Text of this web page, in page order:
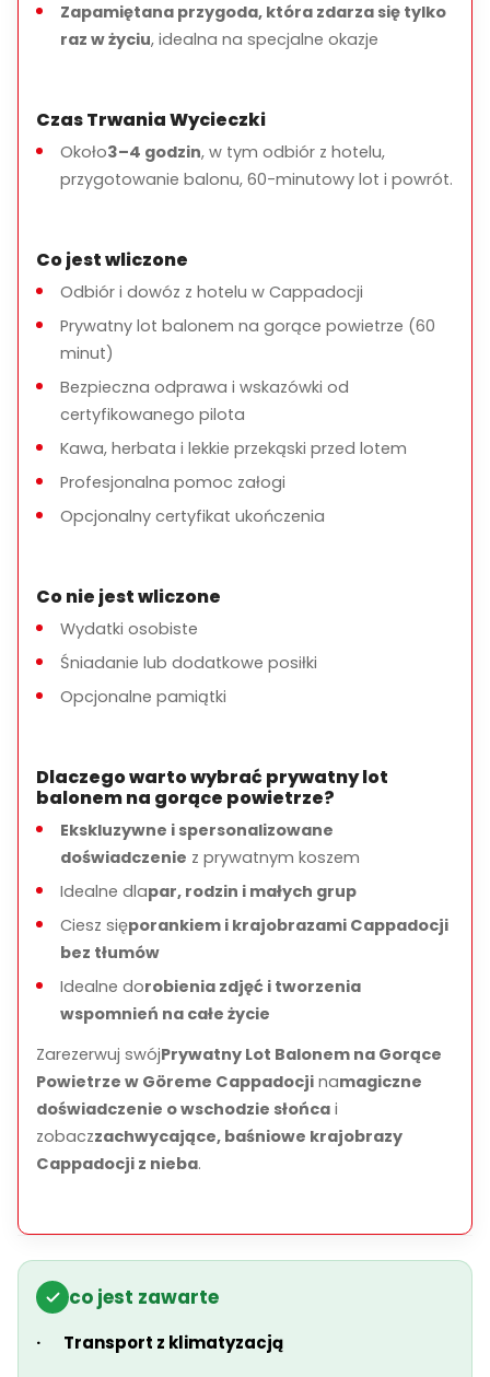
Zapamiętana przygoda, która zdarza się tylko
raz w życiu, idealna na specjalne okazje
Czas Trwania Wycieczki
Około3–4 godzin, w tym odbiór z hotelu,
przygotowanie balonu, 60-minutowy lot i powrót.
Co jest wliczone
Odbiór i dowóz z hotelu w Cappadocji
Prywatny lot balonem na gorące powietrze (60
minut)
Bezpieczna odprawa i wskazówki od
certyfikowanego pilota
Kawa, herbata i lekkie przekąski przed lotem
Profesjonalna pomoc załogi
Opcjonalny certyfikat ukończenia
Co nie jest wliczone
Wydatki osobiste
Śniadanie lub dodatkowe posiłki
Opcjonalne pamiątki
Dlaczego warto wybrać prywatny lot
balonem na gorące powietrze?
Ekskluzywne i spersonalizowane
doświadczenie z prywatnym koszem
Idealne dlapar, rodzin i małych grup
Ciesz sięporankiem i krajobrazami Cappadocji
bez tłumów
Idealne dorobienia zdjęć i tworzenia
wspomnień na całe życie
Zarezerwuj swójPrywatny Lot Balonem na Gorące
Powietrze w Göreme Cappadocji namagiczne
doświadczenie o wschodzie słońca i
zobaczzachwycające, baśniowe krajobrazy
Cappadocji z nieba.
co jest zawarte
· Transport z klimatyzacją